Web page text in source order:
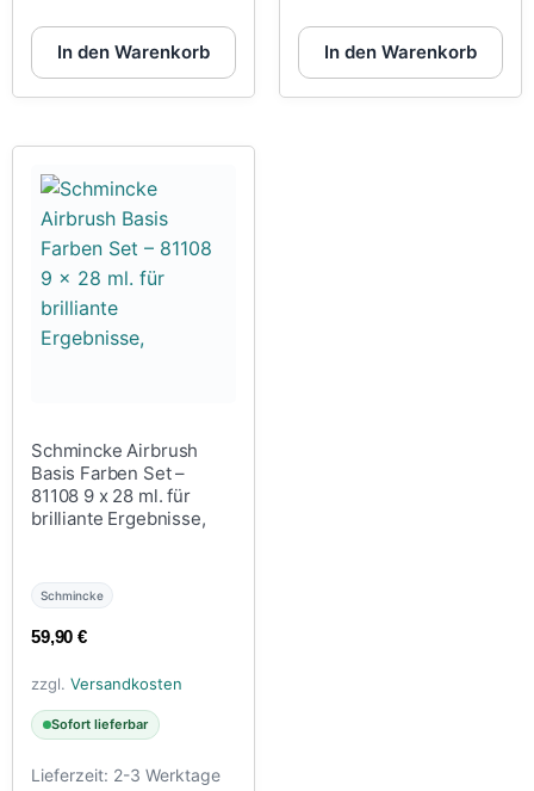
In den Warenkorb In den Warenkorb
Schmincke Airbrush
Basis Farben Set –
81108 9 x 28 ml. für
brilliante Ergebnisse,
Schmincke
59,90€
zzgl. Versandkosten
Sofort lieferbar
Lieferzeit: 2-3 Werktage